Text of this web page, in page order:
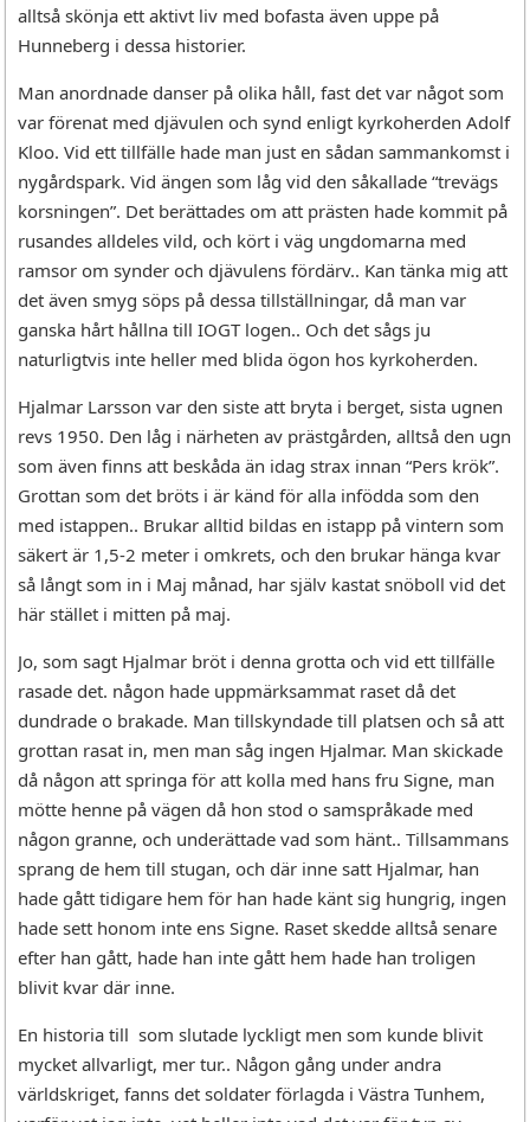
alltså skönja ett aktivt liv med bofasta även uppe på
Hunneberg i dessa historier.
Man anordnade danser på olika håll, fast det var något som
var förenat med djävulen och synd enligt kyrkoherden Adolf
Kloo. Vid ett tillfälle hade man just en sådan sammankomst i
nygårdspark. Vid ängen som låg vid den såkallade “trevägs
korsningen”. Det berättades om att prästen hade kommit på
rusandes alldeles vild, och kört i väg ungdomarna med
ramsor om synder och djävulens fördärv.. Kan tänka mig att
det även smyg söps på dessa tillställningar, då man var
ganska hårt hållna till IOGT logen.. Och det sågs ju
naturligtvis inte heller med blida ögon hos kyrkoherden.
Hjalmar Larsson var den siste att bryta i berget, sista ugnen
revs 1950. Den låg i närheten av prästgården, alltså den ugn
som även finns att beskåda än idag strax innan “Pers krök”.
Grottan som det bröts i är känd för alla infödda som den
med istappen.. Brukar alltid bildas en istapp på vintern som
säkert är 1,5-2 meter i omkrets, och den brukar hänga kvar
så långt som in i Maj månad, har själv kastat snöboll vid det
här stället i mitten på maj.
Jo, som sagt Hjalmar bröt i denna grotta och vid ett tillfälle
rasade det. någon hade uppmärksammat raset då det
dundrade o brakade. Man tillskyndade till platsen och så att
grottan rasat in, men man såg ingen Hjalmar. Man skickade
då någon att springa för att kolla med hans fru Signe, man
mötte henne på vägen då hon stod o samspråkade med
någon granne, och underättade vad som hänt.. Tillsammans
sprang de hem till stugan, och där inne satt Hjalmar, han
hade gått tidigare hem för han hade känt sig hungrig, ingen
hade sett honom inte ens Signe. Raset skedde alltså senare
efter han gått, hade han inte gått hem hade han troligen
blivit kvar där inne.
En historia till som slutade lyckligt men som kunde blivit
mycket allvarligt, mer tur.. Någon gång under andra
världskriget, fanns det soldater förlagda i Västra Tunhem,